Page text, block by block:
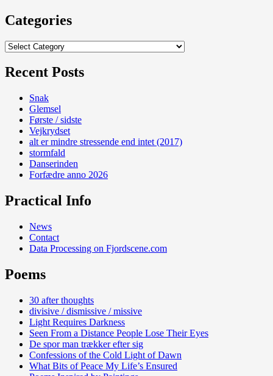
Categories
Categories
Recent Posts
Snak
Glemsel
Første / sidste
Vejkrydset
alt er mindre stressende end intet (2017)
stormfald
Danserinden
Forfædre anno 2026
Practical Info
News
Contact
Data Processing on Fjordscene.com
Poems
30 after thoughts
divisive / dismissive / missive
Light Requires Darkness
Seen From a Distance People Lose Their Eyes
De spor man trækker efter sig
Confessions of the Cold Light of Dawn
What Bits of Peace My Life’s Ensured